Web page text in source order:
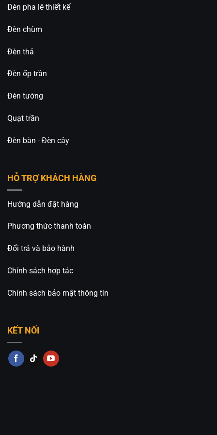
Đèn pha lê thiết kế
Đèn chùm
Đèn thả
Đèn ốp trần
Đèn tường
Quạt trần
Đèn bàn - Đèn cây
HỖ TRỢ KHÁCH HÀNG
Hướng dẫn đặt hàng
Phương thức thanh toán
Đổi trả và bảo hành
Chính sách hợp tác
Chính sách bảo mật thông tin
KẾT NỐI